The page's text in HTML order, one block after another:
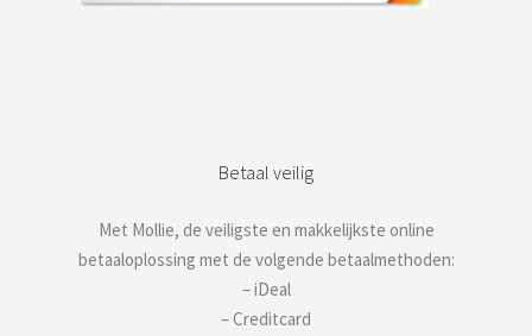
Betaal veilig
Met Mollie, de veiligste en makkelijkste online
betaaloplossing met de volgende betaalmethoden:
– iDeal
– Creditcard